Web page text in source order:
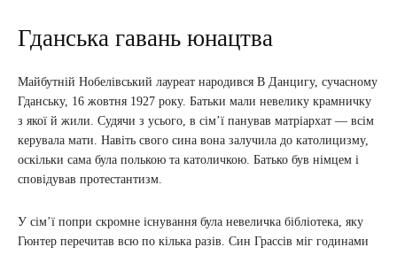
Гданська гавань юнацтва
Майбутній Нобелівський лауреат народився В Данцигу, сучасному
Гданську, 16 жовтня 1927 року. Батьки мали невелику крамничку
з якої й жили. Судячи з усього, в сім’ї панував матріархат — всім
керувала мати. Навіть свого сина вона залучила до католицизму,
оскільки сама була полькою та католичкою. Батько був німцем і
сповідував протестантизм.
У сім’ї попри скромне існування була невеличка бібліотека, яку
Гюнтер перечитав всю по кілька разів. Син Грассів міг годинами